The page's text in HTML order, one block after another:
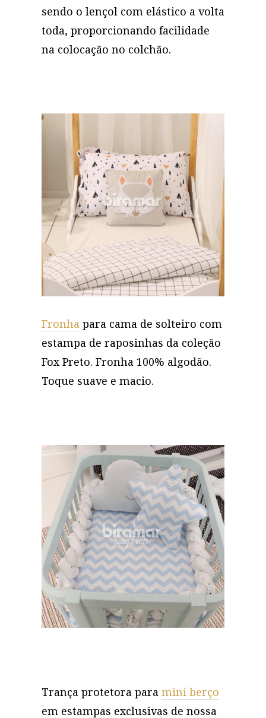
sendo o lençol com elástico a volta
toda, proporcionando facilidade
na colocação no colchão.
Fronha para cama de solteiro com
estampa de raposinhas da coleção
Fox Preto. Fronha 100% algodão.
Toque suave e macio.
Trança protetora para mini berço
em estampas exclusivas de nossa